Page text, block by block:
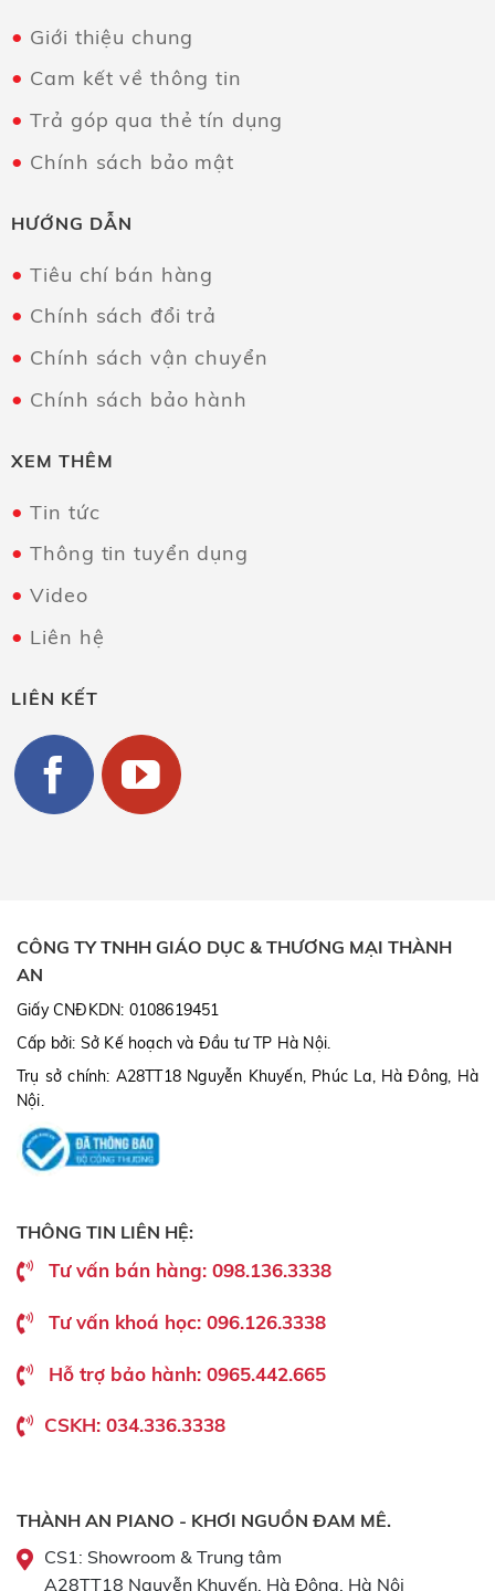
Giới thiệu chung
Cam kết về thông tin
Trả góp qua thẻ tín dụng
Chính sách bảo mật
HƯỚNG DẪN
Tiêu chí bán hàng
Chính sách đổi trả
Chính sách vận chuyển
Chính sách bảo hành
XEM THÊM
Tin tức
Thông tin tuyển dụng
Video
Liên hệ
LIÊN KẾT
CÔNG TY TNHH GIÁO DỤC & THƯƠNG MẠI THÀNH
AN
Giấy CNĐKDN: 0108619451
Cấp bởi: Sở Kế hoạch và Đầu tư TP Hà Nội.
Trụ sở chính: A28TT18 Nguyễn Khuyến, Phúc La, Hà Đông, Hà
Nội.
THÔNG TIN LIÊN HỆ:
Tư vấn bán hàng: 098.136.3338
Tư vấn khoá học: 096.126.3338
Hỗ trợ bảo hành: 0965.442.665
CSKH: 034.336.3338
THÀNH AN PIANO - KHƠI NGUỒN ĐAM MÊ.
CS1: Showroom & Trung tâm
A28TT18 Nguyễn Khuyến, Hà Đông, Hà Nội